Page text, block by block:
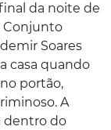
da noite de
Conjunto
Soares
casa quando
portão,
A
dentro do